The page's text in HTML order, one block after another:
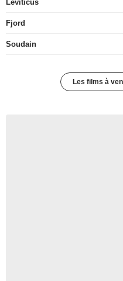
Leviticus
Fjord
Soudain
Les films à